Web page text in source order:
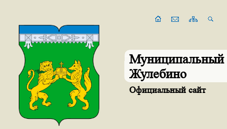
Муниципальный
Жулебино
Официальный сайт